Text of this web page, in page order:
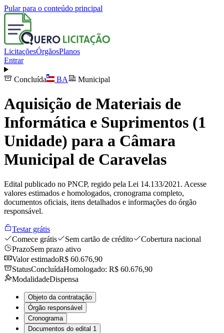
Pular para o conteúdo principal
LicitaçõesÓrgãosPlanos
Entrar
Concluída BA Municipal
Aquisição de Materiais de
Informática e Suprimentos (1
Unidade) para a Câmara
Municipal de Caravelas
Edital publicado no PNCP, regido pela Lei 14.133/2021. Acesse
valores estimados e homologados, cronograma completo,
documentos oficiais, itens detalhados e informações do órgão
responsável.
Testar grátis
Comece grátis
Sem cartão de crédito
Cobertura nacional
PrazoSem prazo ativo
Valor estimadoR$ 60.676,90
StatusConcluídaHomologado: R$ 60.676,90
ModalidadeDispensa
Objeto da contratação
Órgão responsável
Cronograma
Documentos do edital 1